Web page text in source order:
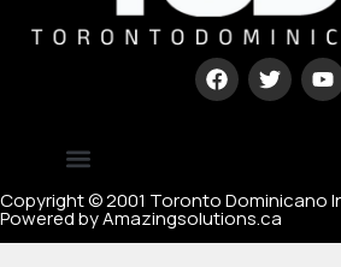
Copyright © 2001 Toronto Dominicano
Powered by Amazingsolutions.ca